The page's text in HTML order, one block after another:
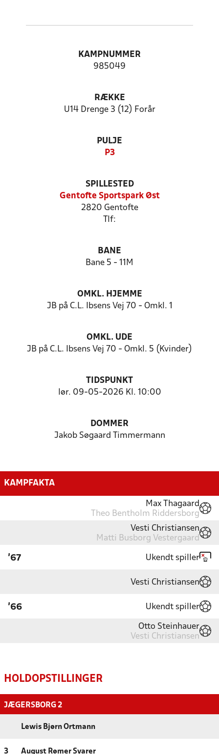
KAMPNUMMER
985049
RÆKKE
U14 Drenge 3 (12) Forår
PULJE
P3
SPILLESTED
Gentofte Sportspark Øst
2820 Gentofte
Tlf:
BANE
Bane 5 - 11M
OMKL. HJEMME
JB på C.L. Ibsens Vej 70 - Omkl. 1
OMKL. UDE
JB på C.L. Ibsens Vej 70 - Omkl. 5 (Kvinder)
TIDSPUNKT
lør. 09-05-2026 Kl. 10:00
DOMMER
Jakob Søgaard Timmermann
KAMPFAKTA
Max Thagaard
Theo Bentholm Riddersborg
Vesti Christiansen
Matti Busborg Vestergaard
'67 Ukendt spiller
Vesti Christiansen
'66 Ukendt spiller
Otto Steinhauer
Vesti Christiansen
HOLDOPSTILLINGER
JÆGERSBORG 2
Lewis Bjørn Ortmann
3 August Rømer Svarer